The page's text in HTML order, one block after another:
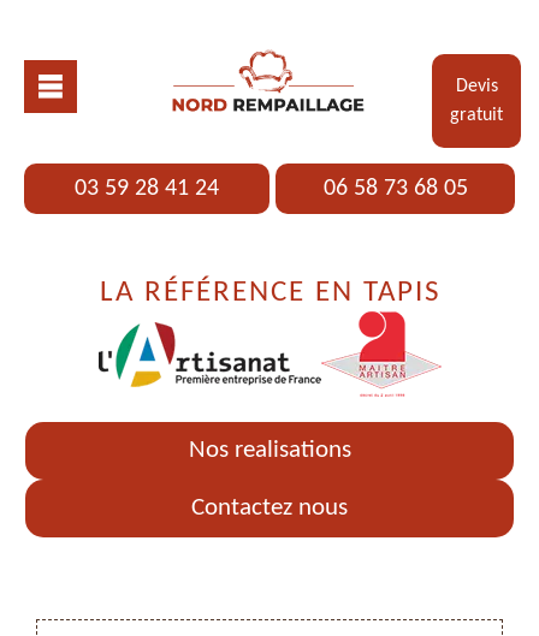
Devis
gratuit
03 59 28 41 24 06 58 73 68 05
LA RÉFÉRENCE EN TAPIS
Nos realisations
Contactez nous